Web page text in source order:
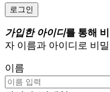
로그인
가입한 아이디를 통해
자 이름과 아이디로 비
이름